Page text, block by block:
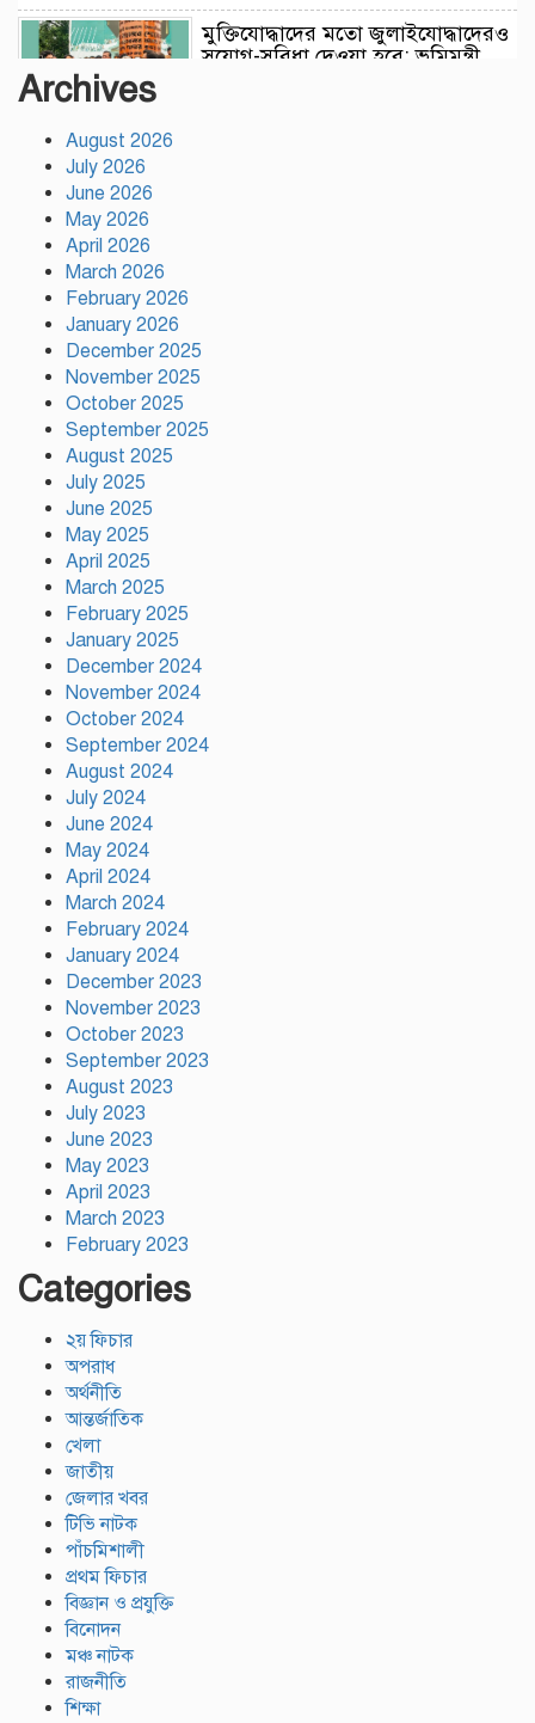
মুক্তিযোদ্ধাদের মতো জুলাইযোদ্ধাদেরও
সুযোগ-সুবিধা দেওয়া হবে: ভূমিমন্ত্রী
আজ ঢাকায় দুই উন্মুক্ত কনসার্ট, কোন
মঞ্চে থাকছেন কোন শিল্পী
Archives
August 2026
July 2026
June 2026
May 2026
April 2026
March 2026
February 2026
January 2026
December 2025
November 2025
October 2025
September 2025
August 2025
July 2025
June 2025
May 2025
April 2025
March 2025
February 2025
January 2025
December 2024
November 2024
October 2024
September 2024
August 2024
July 2024
June 2024
May 2024
April 2024
March 2024
February 2024
January 2024
December 2023
November 2023
October 2023
September 2023
August 2023
July 2023
June 2023
May 2023
April 2023
March 2023
February 2023
Categories
২য় ফিচার
অপরাধ
অর্থনীতি
আন্তর্জাতিক
খেলা
জাতীয়
জেলার খবর
টিভি নাটক
পাঁচমিশালী
প্রথম ফিচার
বিজ্ঞান ও প্রযুক্তি
বিনোদন
মঞ্চ নাটক
রাজনীতি
শিক্ষা